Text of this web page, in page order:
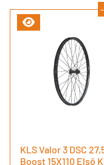
KLS Valor 3 DSC
Boost 15X110 Első